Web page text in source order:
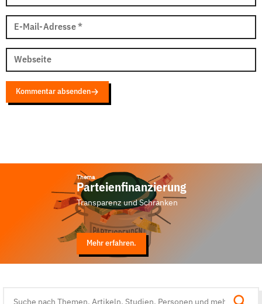
E-Mail-Adresse *
Webseite
Kommentar absenden
Thema
Parteienfinanzierung
Transparenz und Schranken
Mehr erfahren.